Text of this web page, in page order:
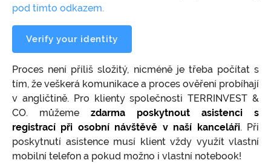
pod tímto odkazem.
Verify your identity
Proces není příliš složitý, nicméně je třeba počítat s
tím, že veškerá komunikace a proces ověření probíhají
v angličtině. Pro klienty společnosti TERRINVEST &
CO. můžeme zdarma poskytnout asistenci s
registrací při osobní návštěvě v naší kanceláři. Při
poskytnutí asistence musí klient vždy využít vlastní
mobilní telefon a pokud možno i vlastní notebook!